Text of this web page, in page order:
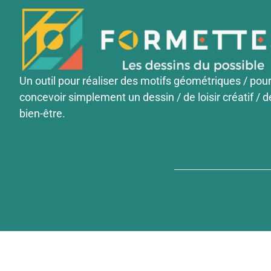
Un outil pour réaliser des motifs géométriques / pour
concevoir simplement un dessin / de loisir créatif /
bien-être.